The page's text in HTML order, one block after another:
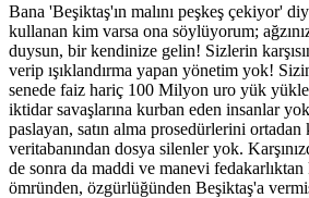
Bana 'Beşiktaş'ın malını peşkeş çekiyor'
kullanan kim varsa ona söylüyorum;
duysun, bir kendinize gelin! Sizlerin
verip ışıklandırma yapan yönetim yok!
senede faiz hariç 100 Milyon uro yük
iktidar savaşlarına kurban eden insanlar
paslayan, satın alma prosedürlerini ortadan
veritabanından dosya silenler yok.
de sonra da maddi ve manevi
ömründen, özgürlüğünden Beşiktaş'a